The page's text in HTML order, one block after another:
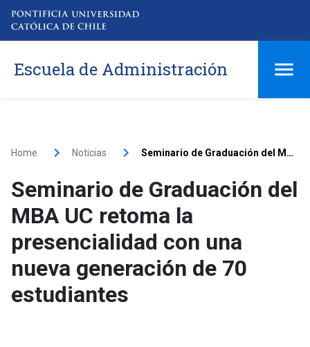
Escuela de Administración
Home Noticias Seminario de Graduación del MBA UC retoma la presencialidad con una nueva generación de 70 estudiantes
Seminario de Graduación del
MBA UC retoma la
presencialidad con una
nueva generación de 70
estudiantes